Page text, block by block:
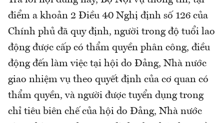
điểm a khoản 2 Điều 40 Nghị định số 126 của
Chính phủ đã quy định, người trong độ tuổi lao
động được cấp có thẩm quyền phân công, điều
động đến làm việc tại hội do Đảng, Nhà nước
giao nhiệm vụ theo quyết định của cơ quan có
thẩm quyền, và người được tuyển dụng trong
chỉ tiêu biên chế của hội do Đảng, Nhà nước